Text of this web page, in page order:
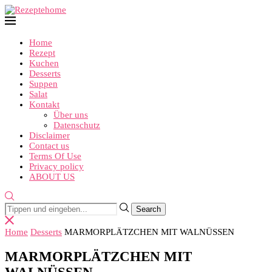
Home
Rezept
Kuchen
Desserts
Suppen
Salat
Kontakt
Über uns
Datenschutz
Disclaimer
Contact us
Terms Of Use
Privacy policy
ABOUT US
Home Desserts MARMORPLÄTZCHEN MIT WALNÜSSEN
MARMORPLÄTZCHEN MIT